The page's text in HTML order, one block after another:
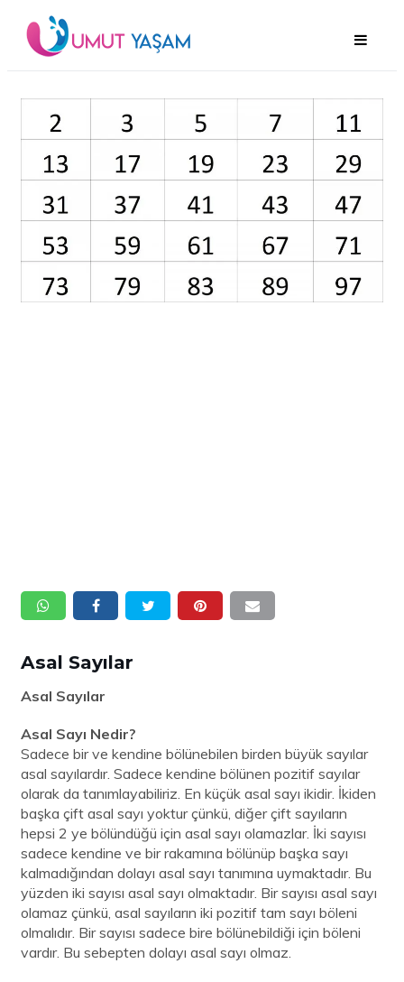
Asal Sayılar
Asal Sayılar
Asal Sayı Nedir?
Sadece bir ve kendine bölünebilen birden büyük sayılar
asal sayılardır. Sadece kendine bölünen pozitif sayılar
olarak da tanımlayabiliriz. En küçük asal sayı ikidir. İkiden
başka çift asal sayı yoktur çünkü, diğer çift sayıların
hepsi 2 ye bölündüğü için asal sayı olamazlar. İki sayısı
sadece kendine ve bir rakamına bölünüp başka sayı
kalmadığından dolayı asal sayı tanımına uymaktadır. Bu
yüzden iki sayısı asal sayı olmaktadır. Bir sayısı asal sayı
olamaz çünkü, asal sayıların iki pozitif tam sayı böleni
olmalıdır. Bir sayısı sadece bire bölünebildiği için böleni
vardır. Bu sebepten dolayı asal sayı olmaz.